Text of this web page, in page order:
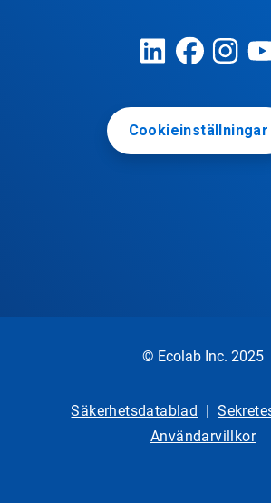
Cookieinställningar
© Ecolab Inc. 2025
Säkerhetsdatablad |
Användarvillkor